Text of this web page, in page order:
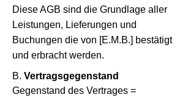
Diese AGB sind die Grundlage aller
Leistungen, Lieferungen und
Buchungen die von [E.M.B.] bestätigt
und erbracht werden.
B. Vertragsgegenstand
Gegenstand des Vertrages =